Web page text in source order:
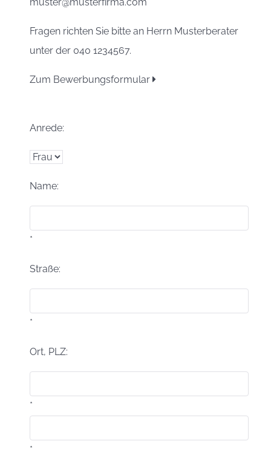
Fragen richten Sie bitte an Herrn Musterberater
unter der 040 1234567.
Zum Bewerbungsformular
Anrede:
Name:
*
Straße:
*
Ort, PLZ:
*
*